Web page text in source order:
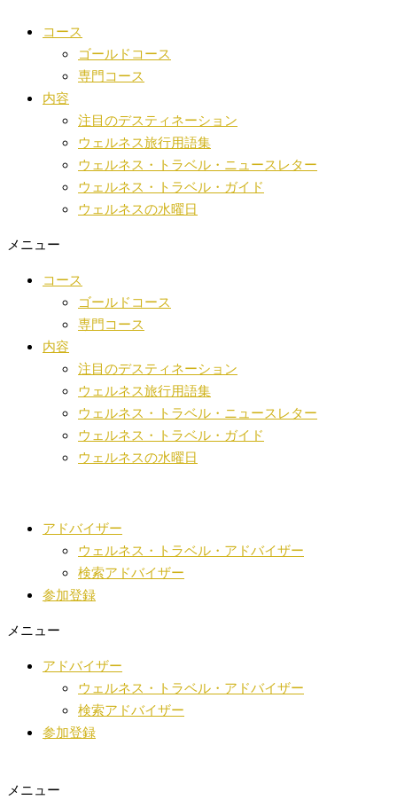
コース
ゴールドコース
専門コース
内容
注目のデスティネーション
ウェルネス旅行用語集
ウェルネス・トラベル・ニュースレター
ウェルネス・トラベル・ガイド
ウェルネスの水曜日
メニュー
コース
ゴールドコース
専門コース
内容
注目のデスティネーション
ウェルネス旅行用語集
ウェルネス・トラベル・ニュースレター
ウェルネス・トラベル・ガイド
ウェルネスの水曜日
アドバイザー
ウェルネス・トラベル・アドバイザー
検索アドバイザー
参加登録
メニュー
アドバイザー
ウェルネス・トラベル・アドバイザー
検索アドバイザー
参加登録
メニュー
界
ェ
ス
索